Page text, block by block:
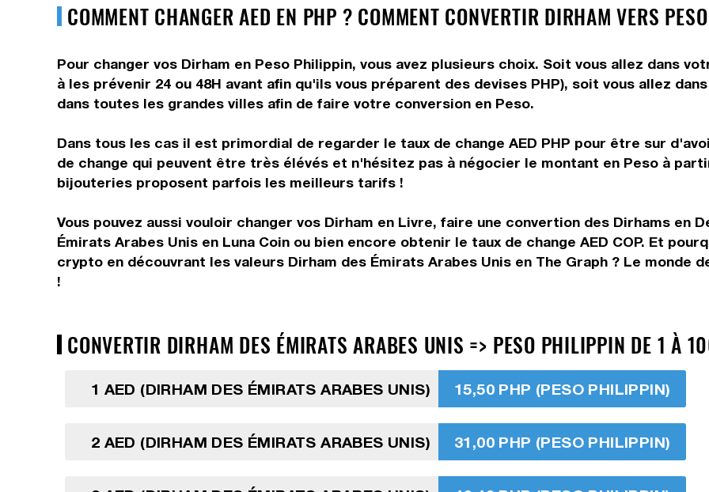
COMMENT CHANGER AED EN PHP ? COMMENT CONVERTIR DIRHAM VERS
Pour changer vos Dirham en Peso Philippin, vous avez plusieurs choix. Soit vous allez dans
à les prévenir 24 ou 48H avant afin qu'ils vous préparent des devises PHP), soit vous allez
dans toutes les grandes villes afin de faire votre conversion en Peso.
Dans tous les cas il est primordial de regarder le taux de change AED PHP pour être sur
de change qui peuvent être très élévés et n'hésitez pas à négocier le montant en Peso à
bijouteries proposent parfois les meilleurs tarifs !
Vous pouvez aussi vouloir changer vos Dirham en Livre, faire une convertion des Dirhams en
Émirats Arabes Unis en Luna Coin ou bien encore obtenir le taux de change AED COP. Et
crypto en découvrant les valeurs Dirham des Émirats Arabes Unis en The Graph ? Le monde
!
CONVERTIR DIRHAM DES ÉMIRATS ARABES UNIS => PESO PHILIPPIN DE 1 À
1 AED (DIRHAM DES ÉMIRATS ARABES UNIS) 15,50 PHP (PESO PHILIPPIN)
2 AED (DIRHAM DES ÉMIRATS ARABES UNIS) 31,00 PHP (PESO PHILIPPIN)